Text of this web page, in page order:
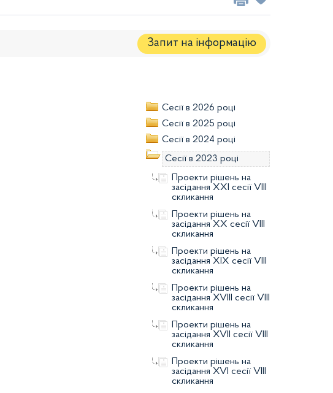
Запит на iнформацію
Сесії в 2026 році
Сесії в 2025 році
Сесії в 2024 році
Сесії в 2023 році
Проекти рішень на
засідання XXI сесії VIII
скликання
Проекти рішень на
засідання XX сесії VIII
скликання
Проекти рішень на
засідання XIX сесії VIII
скликання
Проекти рішень на
засідання XVIII сесії VIII
скликання
Проекти рішень на
засідання XVII сесії VIII
скликання
Проекти рішень на
засідання XVI сесії VIII
скликання